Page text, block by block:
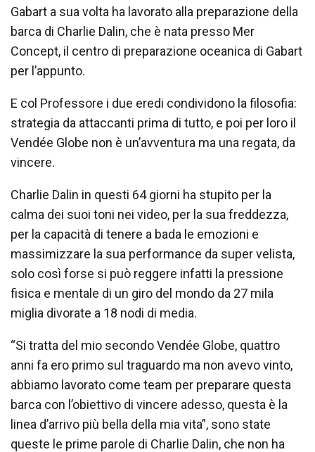
Gabart a sua volta ha lavorato alla preparazione della
barca di Charlie Dalin, che è nata presso Mer
Concept, il centro di preparazione oceanica di Gabart
per l’appunto.
E col Professore i due eredi condividono la filosofia:
strategia da attaccanti prima di tutto, e poi per loro il
Vendée Globe non è un’avventura ma una regata, da
vincere.
Charlie Dalin in questi 64 giorni ha stupito per la
calma dei suoi toni nei video, per la sua freddezza,
per la capacità di tenere a bada le emozioni e
massimizzare la sua performance da super velista,
solo così forse si può reggere infatti la pressione
fisica e mentale di un giro del mondo da 27 mila
miglia divorate a 18 nodi di media.
“Si tratta del mio secondo Vendée Globe, quattro
anni fa ero primo sul traguardo ma non avevo vinto,
abbiamo lavorato come team per preparare questa
barca con l’obiettivo di vincere adesso, questa è la
linea d’arrivo più bella della mia vita”, sono state
queste le prime parole di Charlie Dalin, che non ha